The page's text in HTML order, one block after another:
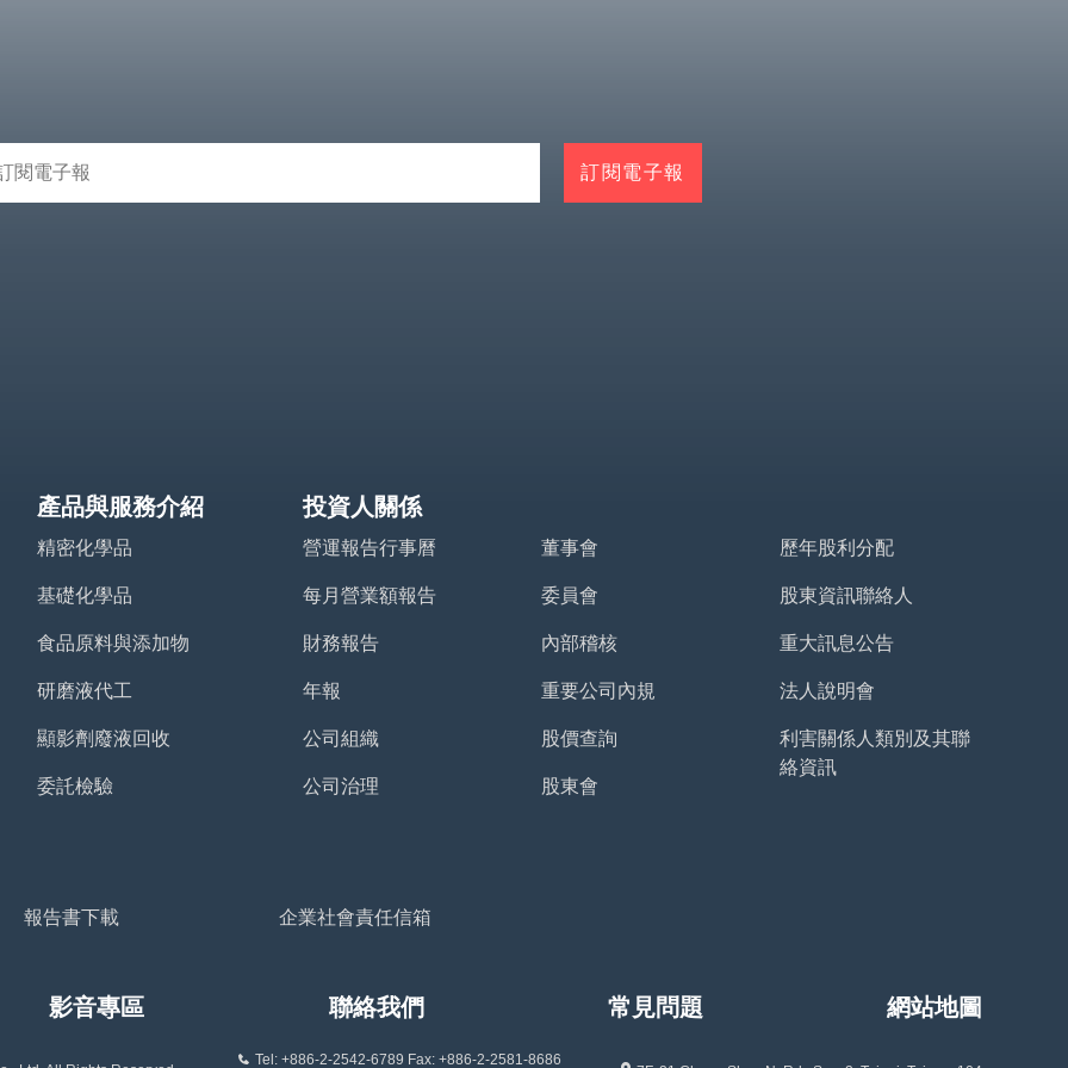
產品與服務介紹
精密化學品
基礎化學品
食品原料與添加物
研磨液代工
顯影劑廢液回收
委託檢驗
投資人關係
營運報告行事曆
每月營業額報告
財務報告
年報
公司組織
公司治理
董事會
委員會
內部稽核
重要公司內規
股價查詢
股東會
歷年股利分配
股東資訊聯絡人
重大訊息公告
法人說明會
利害關係人類別及其聯
絡資訊
影音專區
報告書下載 企業社會責任信箱
聯絡我們 常見問題 網站地圖
Tel: +886-2-2542-6789 Fax: +886-2-2581-8686